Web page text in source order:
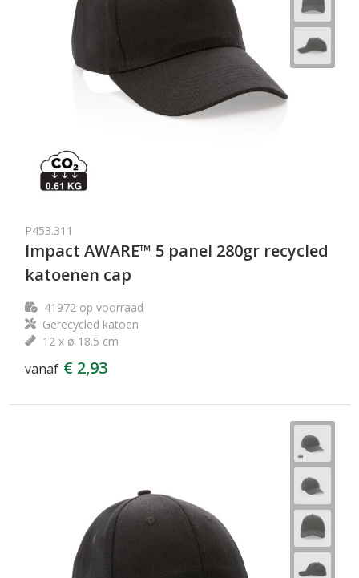
P453.311
Impact AWARE™ 5 panel 280gr recycled
katoenen cap
41972op voorraad
Gerecycled katoen
12 x ø 18.5 cm
vanaf € 2,93